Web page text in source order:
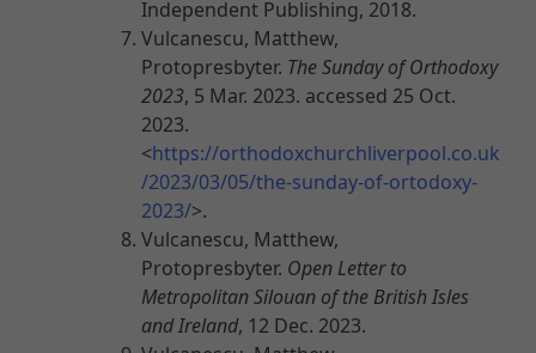
Independent Publishing, 2018.
Vulcanescu, Matthew,
Protopresbyter. The Sunday of Orthodoxy
2023, 5 Mar. 2023. accessed 25 Oct.
2023.
<https://orthodoxchurchliverpool.co.uk
/2023/03/05/the-sunday-of-ortodoxy-
2023/>.
Vulcanescu, Matthew,
Protopresbyter. Open Letter to
Metropolitan Silouan of the British Isles
and Ireland, 12 Dec. 2023.